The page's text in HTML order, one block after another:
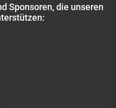
Sponsoren, die unseren